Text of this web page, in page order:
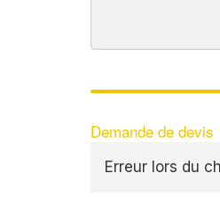
Demande de
Erreur lors du